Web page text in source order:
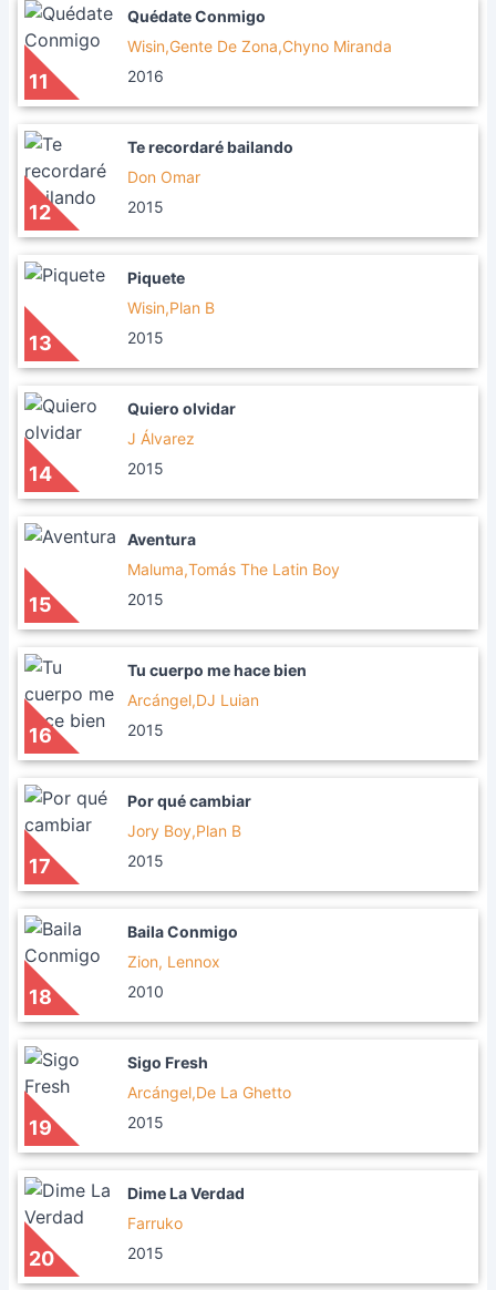
11
Quédate Conmigo
Wisin,Gente De Zona,Chyno Miranda
2016
12
Te recordaré bailando
Don Omar
2015
13
Piquete
Wisin,Plan B
2015
14
Quiero olvidar
J Álvarez
2015
15
Aventura
Maluma,Tomás The Latin Boy
2015
16
Tu cuerpo me hace bien
Arcángel,DJ Luian
2015
17
Por qué cambiar
Jory Boy,Plan B
2015
18
Baila Conmigo
Zion, Lennox
2010
19
Sigo Fresh
Arcángel,De La Ghetto
2015
20
Dime La Verdad
Farruko
2015